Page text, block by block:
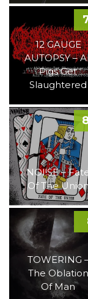
12 GAUGE
AUTOPSY –
Pigs Get
Slaughtered
NOI!SE –
Of The
TOWERING
The Oblation
Of Man